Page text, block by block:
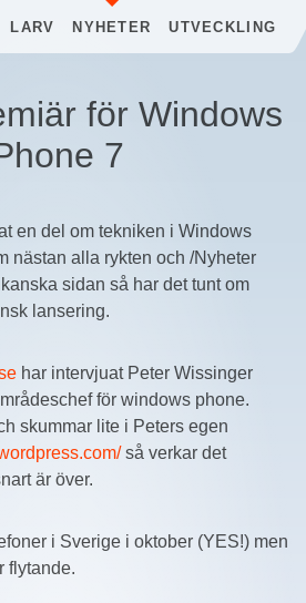
LARV NYHETER UTVECKLING
för Windows
7
en del om tekniken i Windows
nästan alla rykten och /Nyheter
sidan så har det tunt om
lansering.
har intervjuat Peter Wissinger
för windows phone.
skummar lite i Peters egen
så verkar det
är över.
i Sverige i oktober (YES!) men
flytande.